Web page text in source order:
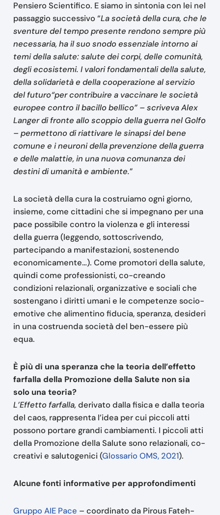
Pensiero Scientifico. E siamo in sintonia con lei nel
passaggio successivo “La società della cura, che le
sventure del tempo presente rendono sempre più
necessaria, ha il suo snodo essenziale intorno ai
temi della salute: salute dei corpi, delle comunità,
degli ecosistemi. I valori fondamentali della salute,
della solidarietà e della cooperazione al servizio
del futuro“per contribuire a vaccinare le società
europee contro il bacillo bellico” – scriveva Alex
Langer di fronte allo scoppio della guerra nel Golfo
– permettono di riattivare le sinapsi del bene
comune e i neuroni della prevenzione della guerra
e delle malattie, in una nuova comunanza dei
destini di umanità e ambiente.”
La società della cura la costruiamo ogni giorno,
insieme, come cittadini che si impegnano per una
pace possibile contro la violenza e gli interessi
della guerra (leggendo, sottoscrivendo,
partecipando a manifestazioni, sostenendo
economicamente…). Come promotori della salute,
quindi come professionisti, co-creando
condizioni relazionali, organizzative e sociali che
sostengano i diritti umani e le competenze socio-
emotive che alimentino fiducia, speranza, desideri
in una costruenda società del ben-essere più
equa.
È più di una speranza che la teoria dell’effetto
farfalla della Promozione della Salute non sia
solo una teoria?
L’Effetto farfalla,derivato dalla fisica e dalla teoria
del caos, rappresenta l’idea per cui piccoli atti
possono portare grandi cambiamenti. I piccoli atti
della Promozione della Salute sono relazionali, co-
creativi e salutogenici (Glossario OMS, 2021).
Alcune fonti informative per approfondimenti
Gruppo AIE Pace – coordinato da Pirous Fateh-